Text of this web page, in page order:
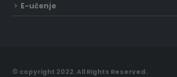
E-učenje
© copyright 2022. All Rights Reserved.